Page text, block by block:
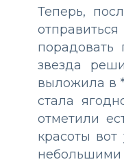
Теперь,
звезда
выложила в
стала
отметили
красоты
небольшими